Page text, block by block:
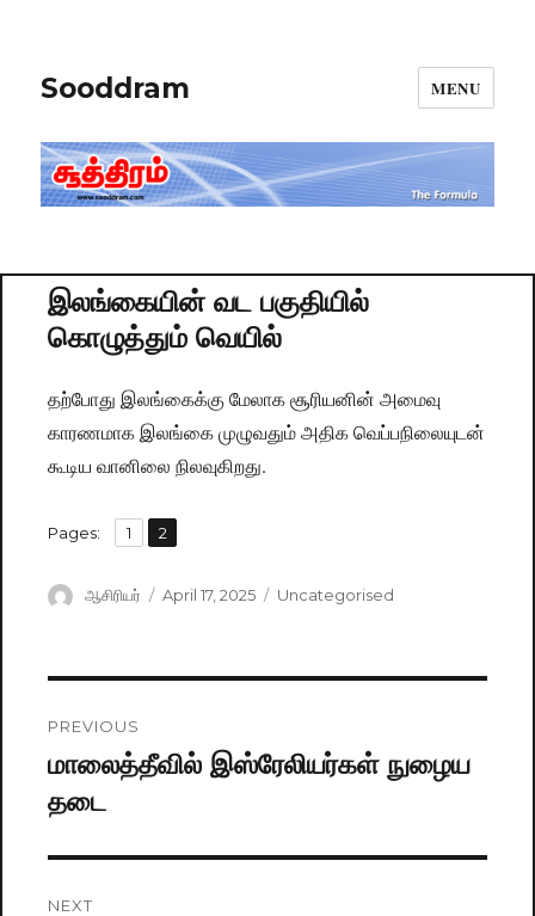
Sooddram MENU
இலங்கையின் வட பகுதியில்
கொழுத்தும் வெயில்
தற்போது இலங்கைக்கு மேலாக சூரியனின் அமைவு
காரணமாக இலங்கை முழுவதும் அதிக வெப்பநிலையுடன்
கூடிய வானிலை நிலவுகிறது.
Pages: Page
1 ,
Page
2
Author
ஆசிரியர்
Posted
April 17, 2025 Categories
Uncategorised
navigation
PREVIOUS
Previous
post:
மாலைத்தீவில் இஸ்ரேலியர்கள் நுழைய
தடை
NEXT